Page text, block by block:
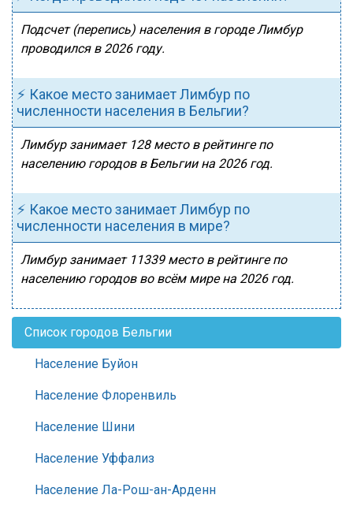
Подсчет (перепись) населения в городе Лимбур
проводился в 2026 году.
⚡ Какое место занимает Лимбур по
численности населения в Бельгии?
Лимбур занимает 128 место в рейтинге по
населению городов в Бельгии на 2026 год.
⚡ Какое место занимает Лимбур по
численности населения в мире?
Лимбур занимает 11339 место в рейтинге по
населению городов во всём мире на 2026 год.
Список городов Бельгии
Население Буйон
Население Флоренвиль
Население Шини
Население Уффализ
Население Ла-Рош-ан-Арденн